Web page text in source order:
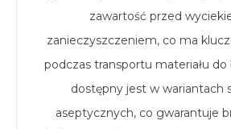
zawartość przed
zanieczyszczeniem, co ma
podczas transportu materiału
dostępny jest w wariantach
aseptycznych, co gwarantuje